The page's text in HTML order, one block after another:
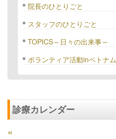
院長のひとりごと
スタッフのひとりごと
TOPICS～日々の出来事～
ボランティア活動inベトナム
診療カレンダー
«